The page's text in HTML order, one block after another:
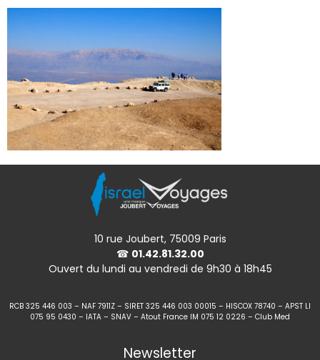
10 rue Joubert, 75009 Paris
☎ 01.42.81.32.00
Ouvert du lundi au vendredi de 9h30 à 18h45
RCB 325 446 003 – NAF 7911Z – SIRET 325 446 003 00015 – HISCOX 78740 – APST LI
075 95 0430 – IATA – SNAV – Atout France IM 075 12 0226 – Club Med
Newsletter